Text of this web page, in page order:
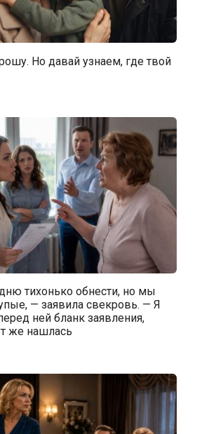
Но давай узнаем, где твой
тихонько обнести, но мы
— заявила свекровь. — Я
ней бланк заявления,
же нашлась